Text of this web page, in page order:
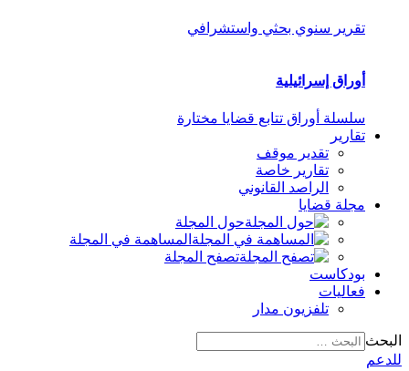
تقرير سنوي بحثي واستشرافي
أوراق إسرائيلية
سلسلة أوراق تتابع قضايا مختارة
تقارير
تقدير موقف
تقارير خاصة
الراصد القانوني
مجلة قضايا
حول المجلة
المساهمة في المجلة
تصفح المجلة
بودكاست
فعاليات
تلفزيون مدار
البحث
للدعم